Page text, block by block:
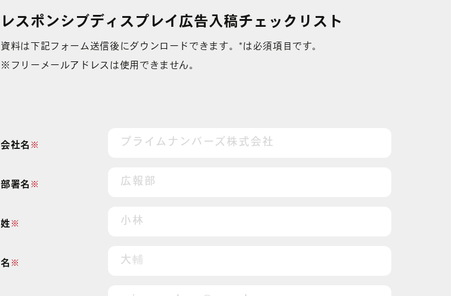
利用した広告
レスポンシブディスプレイ広告入稿チェックリスト
資料は下記フォーム送信後にダウンロードできます。*は必須項目です。
※フリーメールアドレスは使用できません。
※
会社名
※
部署名
※
姓
※
名